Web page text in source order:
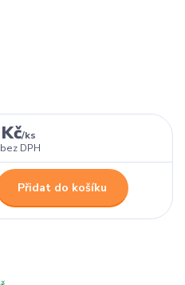
/ks
bez DPH
Přidat do košíku